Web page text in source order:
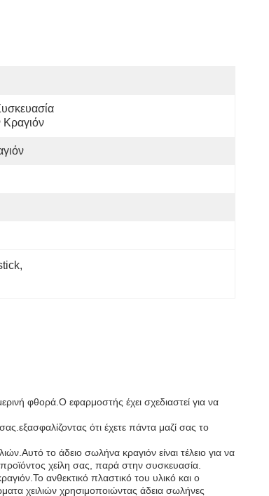
,
φθορά.Ο εφαρμοστής έχει σχεδιαστεί για να
ότι έχετε πάντα μαζί σας το
το άδειο σωλήνα κραγιόν είναι τέλειο για να
χείλη σας, παρά στην συσκευασία.
ανθεκτικό πλαστικό του υλικό και ο
χειλιών χρησιμοποιώντας άδεια σωλήνες